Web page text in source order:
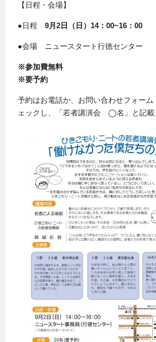
【日程・会場】
●日程 9月2日（日）14：00~16：00
●会場 ニュースタート行徳センター
※参加費無料
※要予約
予約はお電話か、お問い合わせフォーム
ェックし、「若者講演会 ◯名」と記載